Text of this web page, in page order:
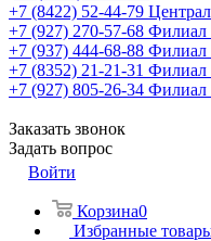
+7 (8422) 52-44-79
+7 (927) 270-57-68 Филиал
+7 (937) 444-68-88 Филиал
+7 (8352) 21-21-31 Филиал
+7 (927) 805-26-34 Филиал
Заказать звонок
Задать вопрос
Войти
Корзина0
Избранные